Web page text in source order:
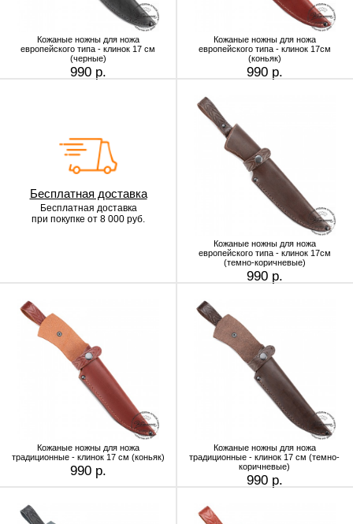
Кожаные ножны для ножа
европейского типа - клинок 17 см
(черные)
990 р.
Кожаные ножны для ножа
европейского типа - клинок 17см
(коньяк)
990 р.
Бесплатная доставка
Бесплатная доставка
при покупке от 8 000 руб.
Кожаные ножны для ножа
европейского типа - клинок 17см
(темно-коричневые)
990 р.
Кожаные ножны для ножа
традиционные - клинок 17 см (коньяк)
990 р.
Кожаные ножны для ножа
традиционные - клинок 17 см (темно-
коричневые)
990 р.